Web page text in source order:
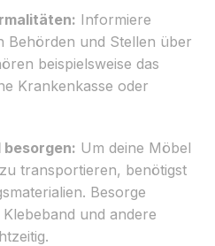
Informiere
Behörden und Stellen über
beispielsweise das
Krankenkasse oder
Um deine Möbel
transportieren, benötigst
Besorge
und andere